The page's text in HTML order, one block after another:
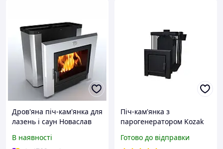
Дров'яна піч-кам'янка для
лазень і саун Новаслав
В наявності
Піч-кам'янка з
парогенератором Kozak
телескоп 18-22 м3
Готово до відправки